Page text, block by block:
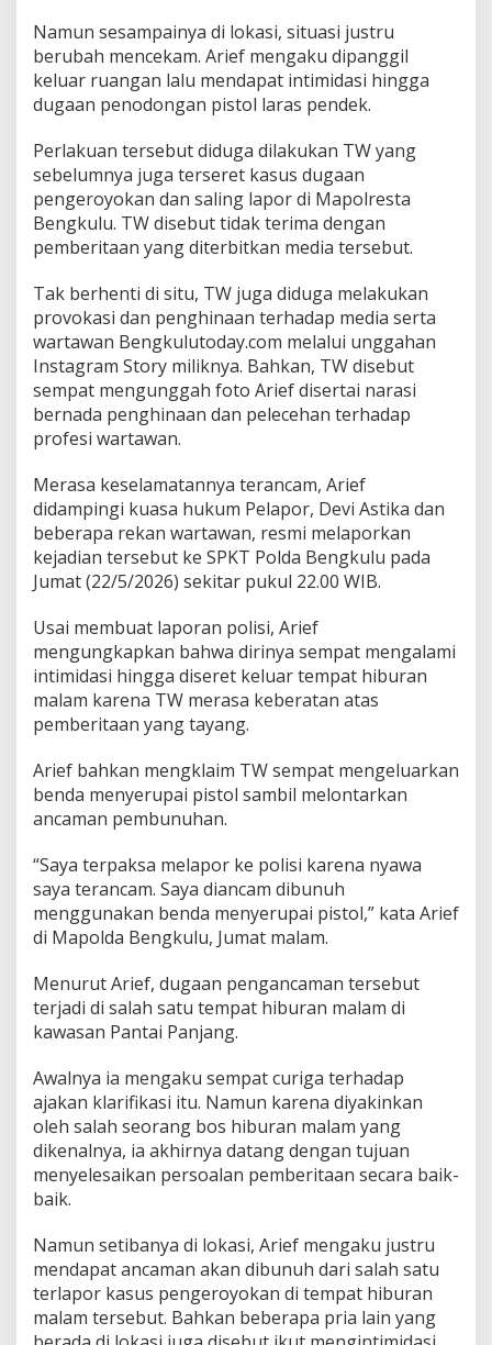
Namun sesampainya di lokasi, situasi justru
berubah mencekam. Arief mengaku dipanggil
keluar ruangan lalu mendapat intimidasi hingga
dugaan penodongan pistol laras pendek.
Perlakuan tersebut diduga dilakukan TW yang
sebelumnya juga terseret kasus dugaan
pengeroyokan dan saling lapor di Mapolresta
Bengkulu. TW disebut tidak terima dengan
pemberitaan yang diterbitkan media tersebut.
Tak berhenti di situ, TW juga diduga melakukan
provokasi dan penghinaan terhadap media serta
wartawan Bengkulutoday.com melalui unggahan
Instagram Story miliknya. Bahkan, TW disebut
sempat mengunggah foto Arief disertai narasi
bernada penghinaan dan pelecehan terhadap
profesi wartawan.
Merasa keselamatannya terancam, Arief
didampingi kuasa hukum Pelapor, Devi Astika dan
beberapa rekan wartawan, resmi melaporkan
kejadian tersebut ke SPKT Polda Bengkulu pada
Jumat (22/5/2026) sekitar pukul 22.00 WIB.
Usai membuat laporan polisi, Arief
mengungkapkan bahwa dirinya sempat mengalami
intimidasi hingga diseret keluar tempat hiburan
malam karena TW merasa keberatan atas
pemberitaan yang tayang.
Arief bahkan mengklaim TW sempat mengeluarkan
benda menyerupai pistol sambil melontarkan
ancaman pembunuhan.
“Saya terpaksa melapor ke polisi karena nyawa
saya terancam. Saya diancam dibunuh
menggunakan benda menyerupai pistol,” kata Arief
di Mapolda Bengkulu, Jumat malam.
Menurut Arief, dugaan pengancaman tersebut
terjadi di salah satu tempat hiburan malam di
kawasan Pantai Panjang.
Awalnya ia mengaku sempat curiga terhadap
ajakan klarifikasi itu. Namun karena diyakinkan
oleh salah seorang bos hiburan malam yang
dikenalnya, ia akhirnya datang dengan tujuan
menyelesaikan persoalan pemberitaan secara baik-
baik.
Namun setibanya di lokasi, Arief mengaku justru
mendapat ancaman akan dibunuh dari salah satu
terlapor kasus pengeroyokan di tempat hiburan
malam tersebut. Bahkan beberapa pria lain yang